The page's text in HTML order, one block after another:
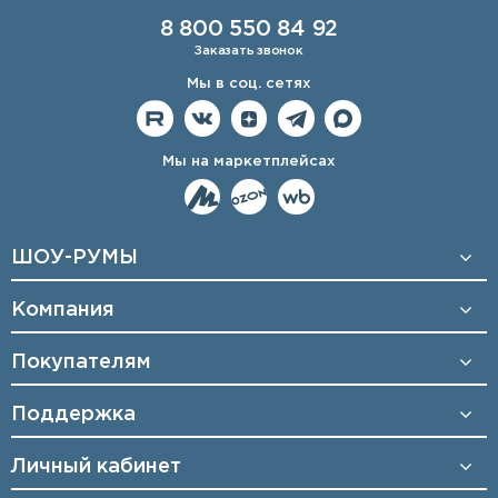
8 800 550 84 92
Заказать звонок
Мы в соц. сетях
Мы на маркетплейсах
ШОУ-РУМЫ
Компания
Покупателям
Поддержка
Личный кабинет